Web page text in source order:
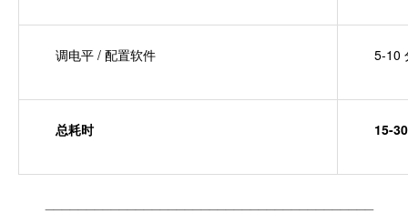
调电平 / 配置软件 5-10
总耗时 15-